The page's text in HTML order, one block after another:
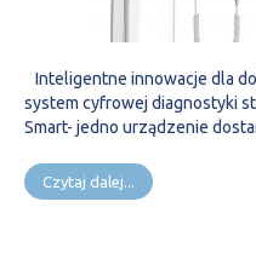
Inteligentne innowacje dla
system cyfrowej diagnostyki
Smart- jedno urządzenie
Czytaj dalej...